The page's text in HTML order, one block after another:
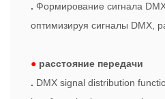
. Формирование сигнала
оптимизируя сигналы DMX,
● расстояние передачи
. DMX signal distribution